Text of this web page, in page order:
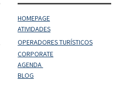
HOMEPAGE
ATIVIDADES
OPERADORESTURÍSTICOS
CORPORATE
AGENDA
BLOG